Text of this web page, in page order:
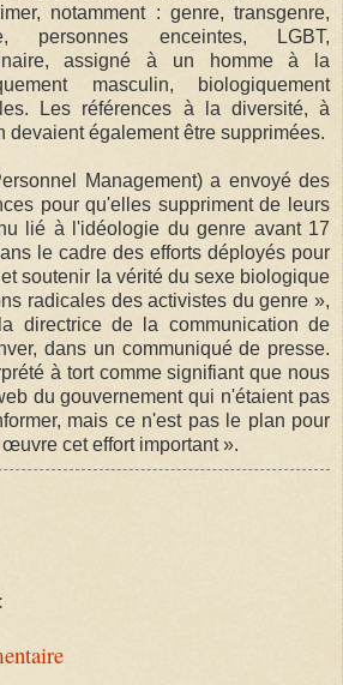
notamment : genre, transgenre,
personnes enceintes, LGBT,
assigné à un homme à la
masculin, biologiquement
Les références à la diversité, à
devaient également être supprimées.
Management) a envoyé des
pour qu'elles suppriment de leurs
lié à l'idéologie du genre avant 17
le cadre des efforts déployés pour
soutenir la vérité du sexe biologique
radicales des activistes du genre »,
directrice de la communication de
dans un communiqué de presse.
à tort comme signifiant que nous
du gouvernement qui n'étaient pas
mais ce n'est pas le plan pour
cet effort important ».